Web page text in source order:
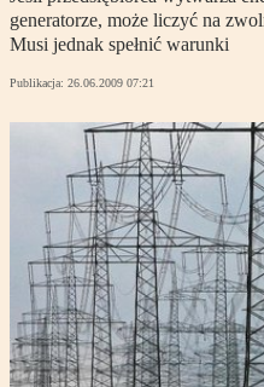
generatorze, może liczyć na
Musi jednak spełnić warunki
Publikacja: 26.06.2009 07:21